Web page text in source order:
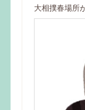
大相撲春場所